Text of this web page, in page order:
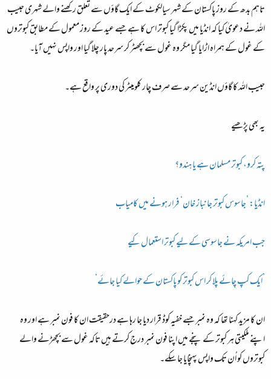
تاہم بدھ کے روز پاکستان کے شہر سیالکوٹ کے ایک گاؤں سے تعلق رکھنے والے شہری حبیب
اللہ نے دعویٰ کیا کہ انڈیا میں پکڑا گیا کبوتر اس کا ہے جسے عید کے روز معمول کے مطابق کبوتروں
کے غول کے ہمراہ اڑایا گیا مگر وہ غول سے بچھٹر کر سرحد پار چلا گیا اور واپس نہیں آیا۔
حبیب اللہ کا گاؤں انڈین سرحد سے صرف چار کلومیٹر کی دوری پر واقع ہے۔
یہ بھی پڑھیے
پتہ کرو، کبوتر مسلمان ہے یا ہندو؟
انڈیا: ’جاسوس کبوتر جانباز خان‘ فرار ہونے میں کامیاب
جب امریکہ نے جاسوسی کے لیے کبوتر استعمال کیے
’ایک کپ چائے پلا کر اس کبوتر کو پاکستان کے حوالے کیا جائے‘
ان کا مزید کہنا تھا کہ وہ نمبر جسے خفیہ کوڈ قرار دیا جا رہا ہے درحقیقت ان کا فون نمبر ہے اور وہ
اپنے ملکیتی ہر کبوتر کے پنجے میں اپنا فون نمبر درج کرتے ہیں تاکہ غول سے بچھڑنے والے
کبوتروں کو اُن تک واپس پہنچایا جا سکے۔